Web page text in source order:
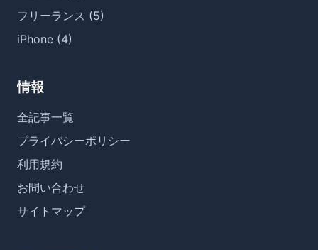
フリーランス (5)
iPhone (4)
情報
全記事一覧
プライバシーポリシー
利用規約
お問い合わせ
サイトマップ